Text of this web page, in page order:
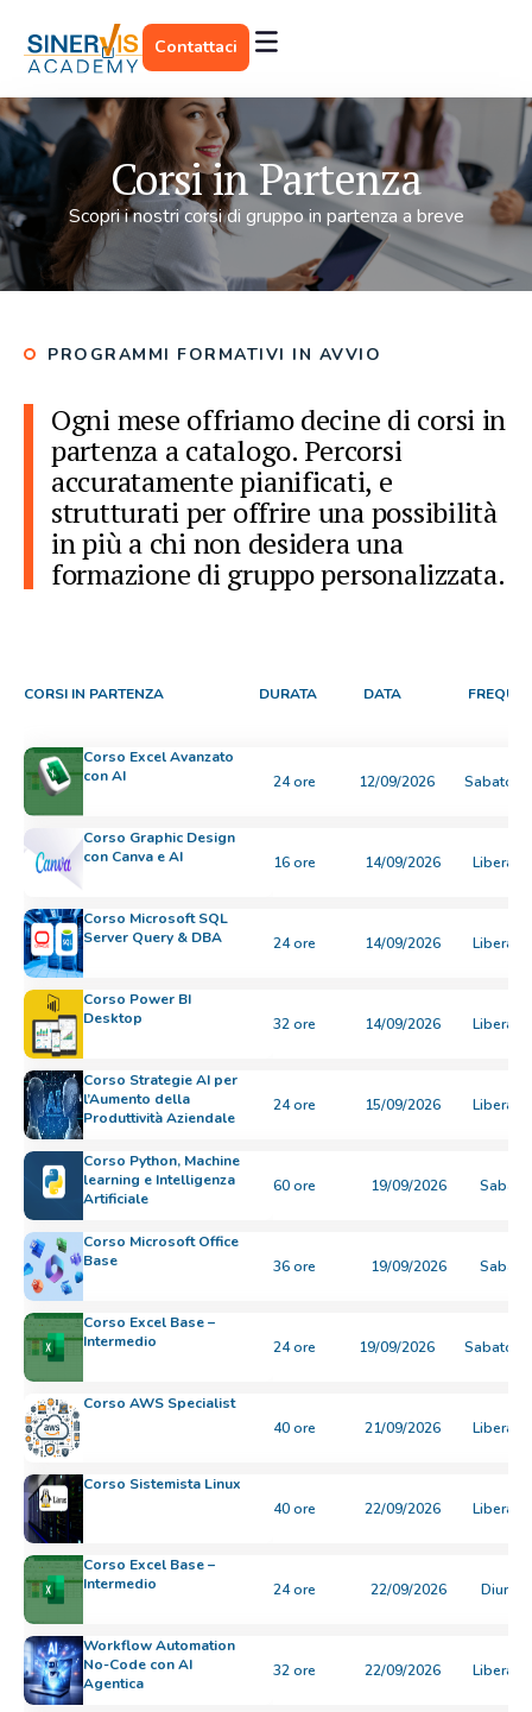
Contattaci
Corsi in Partenza
Scopri i nostri corsi di gruppo in partenza a breve
PROGRAMMI FORMATIVI IN AVVIO
Ogni mese offriamo decine di corsi in
partenza a catalogo. Percorsi
accuratamente pianificati, e
strutturati per offrire una possibilità
in più a chi non desidera una
formazione di gruppo personalizzata.
CORSI IN PARTENZA DURATA DATA
Corso Excel Avanzato
con AI
24 ore 12/09/2026 Sabato
Corso Graphic Design
con Canva e AI
16 ore 14/09/2026 Libera
Corso Microsoft SQL
Server Query & DBA
24 ore 14/09/2026 Libera
Corso Power BI
Desktop
32 ore 14/09/2026 Libera
Corso Strategie AI per
l’Aumento della
Produttività Aziendale
24 ore 15/09/2026 Libera
Corso Python, Machine
learning e Intelligenza
Artificiale
60 ore 19/09/2026 Sabato
Corso Microsoft Office
Base
36 ore 19/09/2026 Sabato
Corso Excel Base –
Intermedio
24 ore 19/09/2026 Sabato
Corso AWS Specialist
40 ore
21/09/2026 Libera
Corso Sistemista Linux
40 ore
22/09/2026 Libera
Corso Excel Base –
Intermedio
24 ore 22/09/2026 Diurno
Workflow Automation
No-Code con AI
Agentica
32 ore 22/09/2026 Libera